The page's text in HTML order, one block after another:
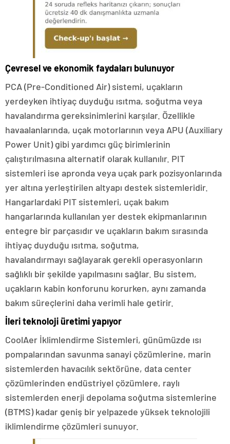
Çevresel ve ekonomik faydaları bulunuyor
PCA (Pre-Conditioned Air) sistemi, uçakların
yerdeyken ihtiyaç duyduğu ısıtma, soğutma veya
havalandırma gereksinimlerini karşılar. Özellikle
havaalanlarında, uçak motorlarının veya APU (Auxiliary
Power Unit) gibi yardımcı güç birimlerinin
çalıştırılmasına alternatif olarak kullanılır. PIT
sistemleri ise apronda veya uçak park pozisyonlarında
yer altına yerleştirilen altyapı destek sistemleridir.
Hangarlardaki PIT sistemleri, uçak bakım
hangarlarında kullanılan yer destek ekipmanlarının
entegre bir parçasıdır ve uçakların bakım sırasında
ihtiyaç duyduğu ısıtma, soğutma,
havalandırmayı sağlayarak gerekli operasyonların
sağlıklı bir şekilde yapılmasını sağlar. Bu sistem,
uçakların kabin konforunu korurken, aynı zamanda
bakım süreçlerini daha verimli hale getirir.
İleri teknoloji üretimi yapıyor
CoolAer İklimlendirme Sistemleri, günümüzde ısı
pompalarından savunma sanayi çözümlerine, marin
sistemlerden havacılık sektörüne, data center
çözümlerinden endüstriyel çözümlere, raylı
sistemlerden enerji depolama soğutma sistemlerine
(BTMS) kadar geniş bir yelpazede yüksek teknolojili
iklimlendirme çözümleri sunuyor.